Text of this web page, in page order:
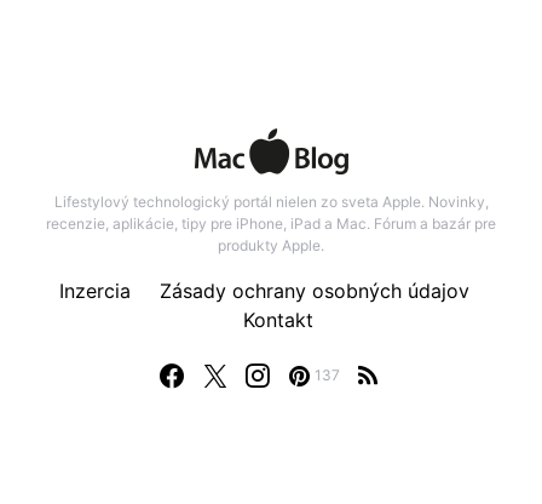
Lifestylový technologický portál nielen zo sveta Apple. Novinky,
recenzie, aplikácie, tipy pre iPhone, iPad a Mac. Fórum a bazár pre
produkty Apple.
137
Inzercia
Zásady ochrany osobných údajov
Kontakt